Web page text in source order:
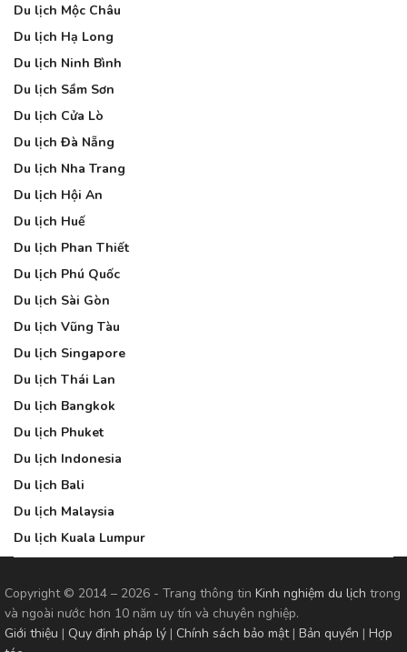
Du lịch Mộc Châu
Du lịch Hạ Long
Du lịch Ninh Bình
Du lịch Sầm Sơn
Du lịch Cửa Lò
Du lịch Đà Nẵng
Du lịch Nha Trang
Du lịch Hội An
Du lịch Huế
Du lịch Phan Thiết
Du lịch Phú Quốc
Du lịch Sài Gòn
Du lịch Vũng Tàu
Du lịch Singapore
Du lịch Thái Lan
Du lịch Bangkok
Du lịch Phuket
Du lịch Indonesia
Du lịch Bali
Du lịch Malaysia
Du lịch Kuala Lumpur
Copyright © 2014 – 2026 - Trang thông tin Kinh nghiệm du lịch trong
và ngoài nước hơn 10 năm uy tín và chuyên nghiệp.
Giới thiệu | Quy định pháp lý | Chính sách bảo mật| Bản quyền | Hợp